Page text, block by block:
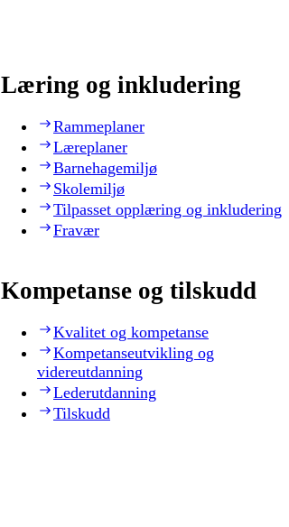
Læring og inkludering
Rammeplaner
Læreplaner
Barnehagemiljø
Skolemiljø
Tilpasset opplæring og inkludering
Fravær
Kompetanse og tilskudd
Kvalitet og kompetanse
Kompetanseutvikling og
videreutdanning
Lederutdanning
Tilskudd